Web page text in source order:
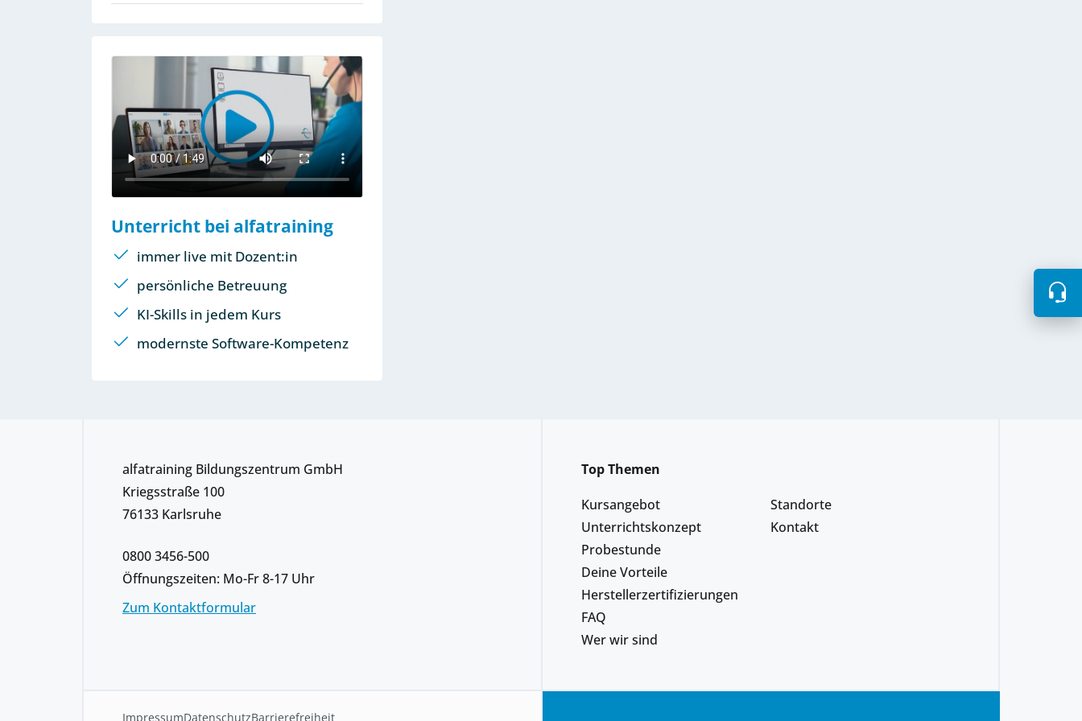
Unterricht bei alfatraining
immer live mit Dozent:in
persönliche Betreuung
KI-Skills in jedem Kurs
modernste Software-Kompetenz
alfatraining Bildungszentrum GmbH
Kriegsstraße 100
76133 Karlsruhe
0800 3456-500
Öffnungszeiten: Mo-Fr 8-17 Uhr
Zum Kontaktformular
Top Themen
Kursangebot
Unterrichtskonzept
Probestunde
Deine Vorteile
Herstellerzertifizierungen
FAQ
Wer wir sind
Standorte
Kontakt
ImpressumDatenschutzBarrierefreiheit